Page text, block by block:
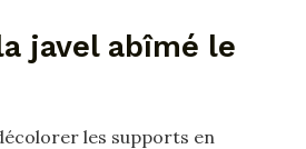
javel abîmé le
les supports en